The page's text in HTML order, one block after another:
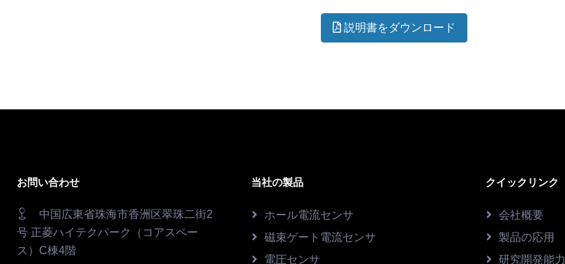
説明書をダウンロード
お問い合わせ
中国広東省珠海市香洲区翠珠二街2
号 正菱ハイテクパーク（コアスペー
ス）C棟4階
当社の製品
ホール電流センサ
磁束ゲート電流センサ
電圧センサ
クイックリンク
会社概要
製品の応用
研究開発能力